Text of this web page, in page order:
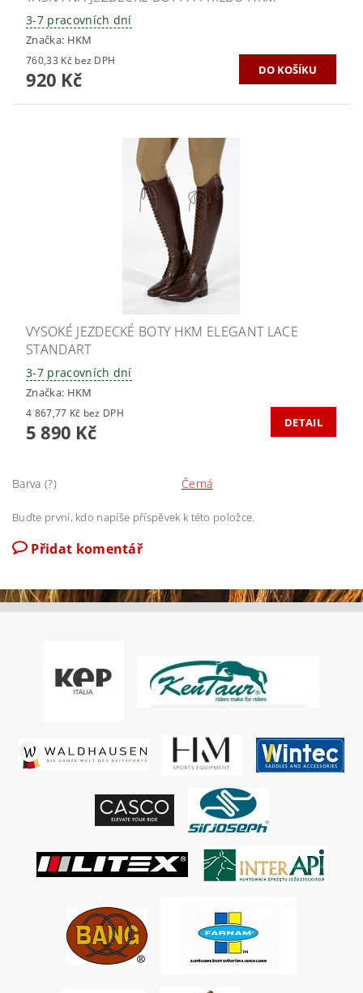
3-7 pracovních dní
Značka: HKM
760,33 Kč bez DPH
920 Kč
VYSOKÉ JEZDECKÉ BOTY HKM ELEGANT LACE
STANDART
3-7 pracovních dní
Značka: HKM
4 867,77 Kč bez DPH
5 890 Kč DETAIL
Barva (?) Černá
Buďte první, kdo napíše příspěvek k této položce.
Přidat komentář